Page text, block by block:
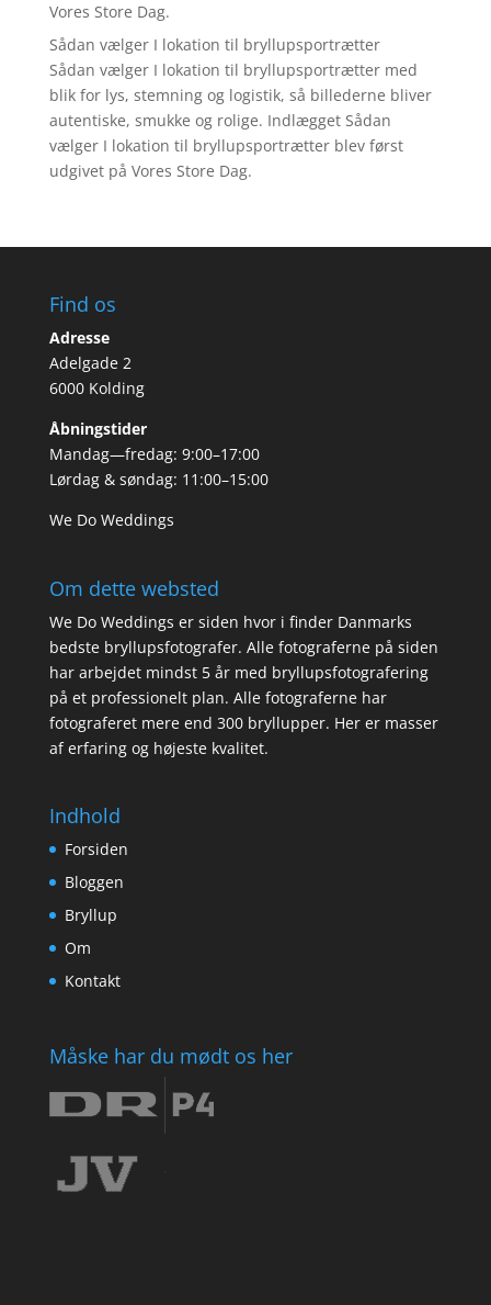
Vores Store Dag.
Sådan vælger I lokation til bryllupsportrætter
Sådan vælger I lokation til bryllupsportrætter med
blik for lys, stemning og logistik, så billederne bliver
autentiske, smukke og rolige. Indlægget Sådan
vælger I lokation til bryllupsportrætter blev først
udgivet på Vores Store Dag.
Find os
Adresse
Adelgade 2
6000 Kolding
Åbningstider
Mandag—fredag: 9:00–17:00
Lørdag & søndag: 11:00–15:00
We Do Weddings
Om dette websted
We Do Weddings er siden hvor i finder Danmarks
bedste bryllupsfotografer. Alle fotograferne på siden
har arbejdet mindst 5 år med bryllupsfotografering
på et professionelt plan. Alle fotograferne har
fotograferet mere end 300 bryllupper. Her er masser
af erfaring og højeste kvalitet.
Indhold
Forsiden
Bloggen
Bryllup
Om
Kontakt
Måske har du mødt os her